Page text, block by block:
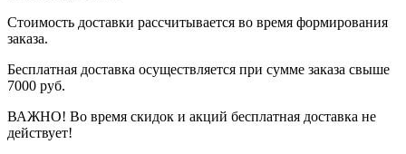
Стоимость доставки рассчитывается во время формирования
заказа.
Бесплатная доставка осуществляется при сумме заказа свыше
7000 руб.
ВАЖНО! Во время скидок и акций бесплатная доставка не
действует!